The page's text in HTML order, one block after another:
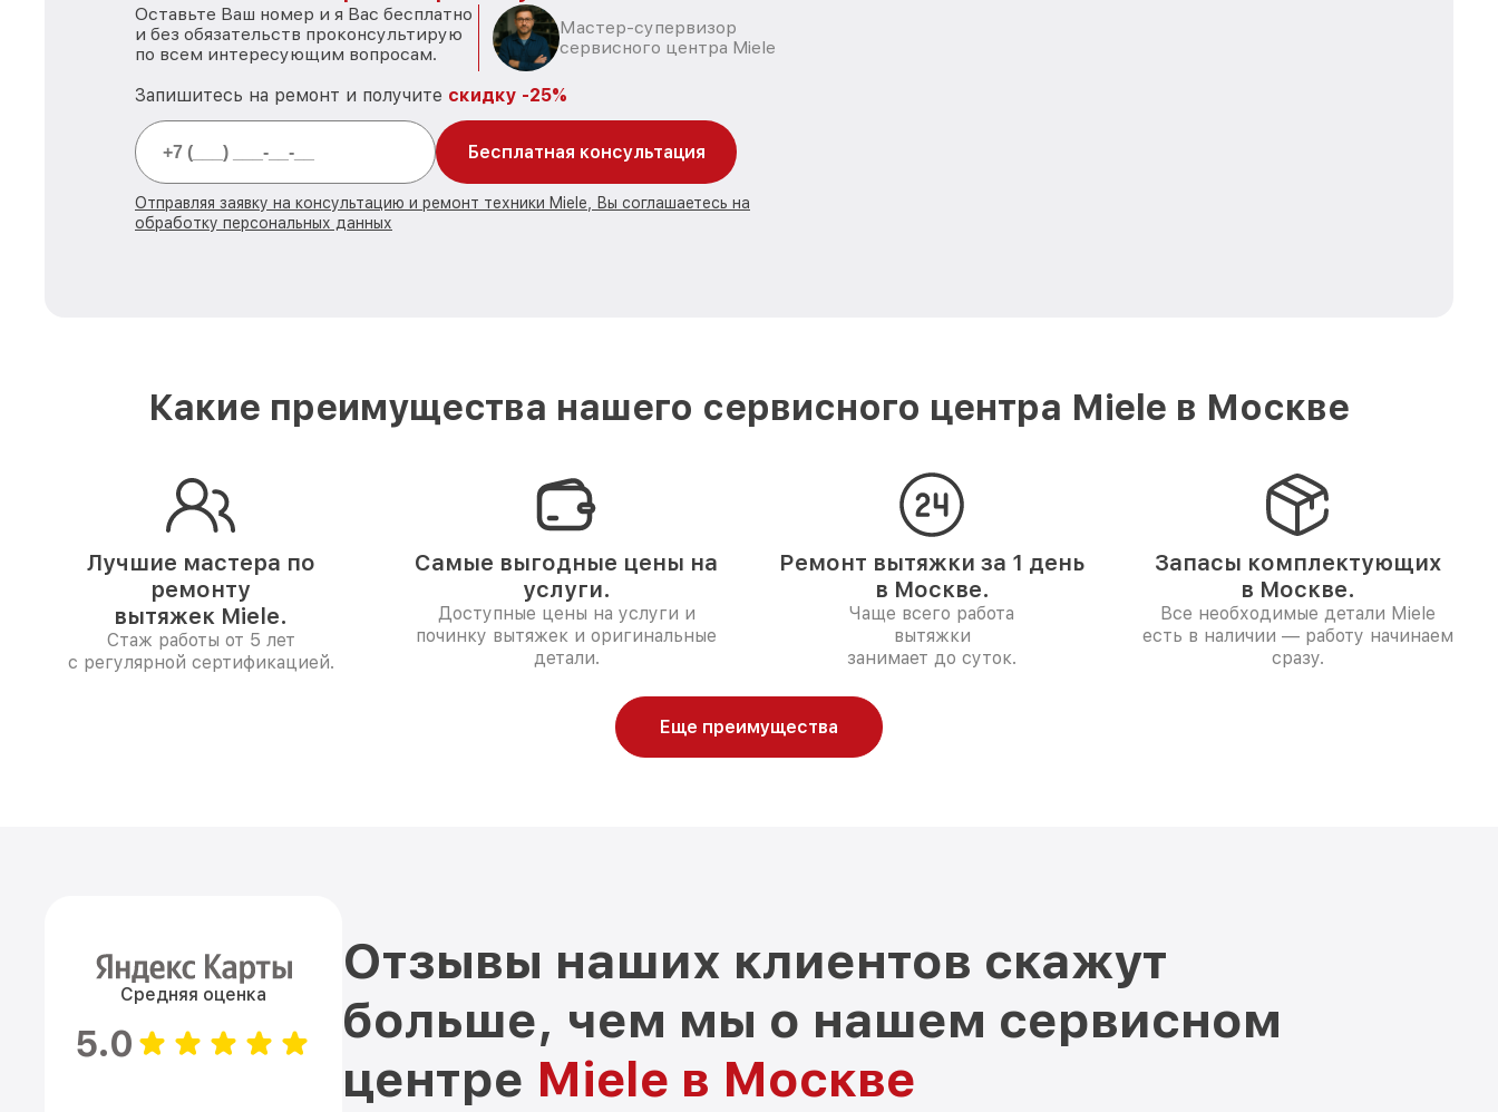
Оставьте Ваш номер и я Вас бесплатно
и без обязательств проконсультирую
по всем интересующим вопросам.
Мастер-супервизор
сервисного центра Miele
Запишитесь на ремонт и получите скидку -25%
Бесплатная консультация
Отправляя заявку на консультацию и ремонт техники Miele, Вы соглашаетесь на
обработку персональных данных
Какие преимущества нашего сервисного центра Miele в Москве
Лучшие мастера по
ремонту
вытяжек Miele.
Стаж работы от 5 лет
с регулярной сертификацией.
Самые выгодные цены на
услуги.
Доступные цены на услуги и
починку вытяжек и оригинальные
детали.
Ремонт вытяжки за 1 день
в Москве.
Чаще всего работа
вытяжки
занимает до суток.
Запасы комплектующих
в Москве.
Все необходимые детали Miele
есть в наличии — работу начинаем
сразу.
Еще преимущества
Средняя оценка
5.0
Отзывы наших клиентов скажут
больше, чем мы о нашем сервисном
центре Miele в Москве